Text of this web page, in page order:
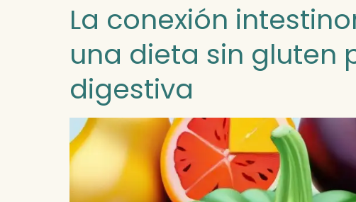
La conexión
una dieta sin gluten
digestiva